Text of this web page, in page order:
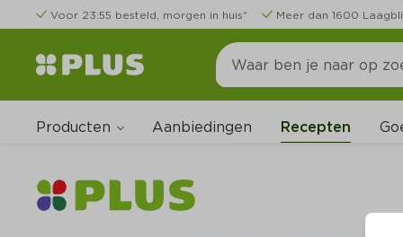
Voor 23:55 besteld, morgen in huis* Meer dan 1600
Producten Aanbiedingen Recepten